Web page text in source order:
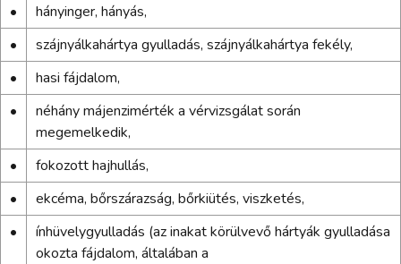
•
hányinger, hányás,
•
szájnyálkahártya gyulladás, szájnyálkahártya fekély,
•
hasi fájdalom,
•
néhány májenzimérték a vérvizsgálat során
megemelkedik,
•
fokozott hajhullás,
•
ekcéma, bőrszárazság, bőrkiütés, viszketés,
•
ínhüvelygyulladás (az inakat körülvevő hártyák gyulladása
okozta fájdalom, általában a